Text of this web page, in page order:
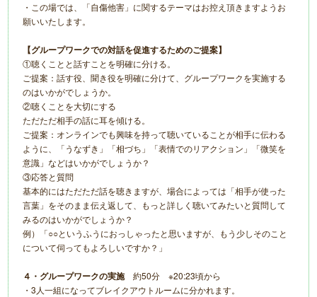
・この場では、「自傷他害」に関するテーマはお控え頂きますようお
願いいたします。
【グループワークでの対話を促進するためのご提案】
①聴くことと話すことを明確に分ける。
ご提案：話す役、聞き役を明確に分けて、グループワークを実施する
のはいかがでしょうか。
②聴くことを大切にする
ただただ相手の話に耳を傾ける。
ご提案：オンラインでも興味を持って聴いていることが相手に伝わる
ように、「うなずき」「相づち」「表情でのリアクション」「微笑を
意識」などはいかがでしょうか？
③応答と質問
基本的にはただただ話を聴きますが、場合によっては「相手が使った
言葉」をそのまま伝え返して、もっと詳しく聴いてみたいと質問して
みるのはいかがでしょうか？
例）「○○というふうにおっしゃったと思いますが、もう少しそのこと
について伺ってもよろしいですか？」
４・グループワークの実施約50分 ※20:23頃から
・3人一組になってブレイクアウトルームに分かれます。